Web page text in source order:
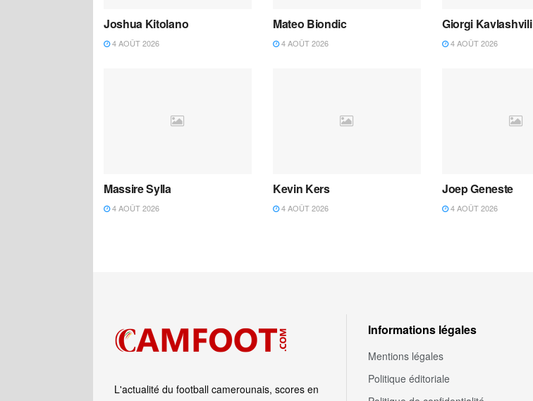
Joshua Kitolano
4 AOÛT 2026
Mateo Biondic
4 AOÛT 2026
Giorgi Kavlashvili
4 AOÛT 2026
Massire Sylla
4 AOÛT 2026
Kevin Kers
4 AOÛT 2026
Joep Geneste
4 AOÛT 2026
L'actualité du football camerounais, scores en
Informations légales
Mentions légales
Politique éditoriale